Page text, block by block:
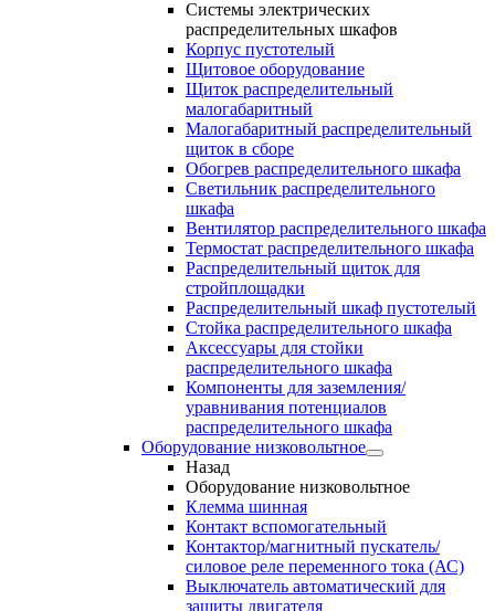
Системы электрических
распределительных шкафов
Корпус пустотелый
Щитовое оборудование
Щиток распределительный
малогабаритный
Малогабаритный распределительный
щиток в сборе
Обогрев распределительного шкафа
Светильник распределительного
шкафа
Вентилятор распределительного шкафа
Термостат распределительного шкафа
Распределительный щиток для
стройплощадки
Распределительный шкаф пустотелый
Стойка распределительного шкафа
Аксессуары для стойки
распределительного шкафа
Компоненты для заземления/
уравнивания потенциалов
распределительного шкафа
Оборудование низковольтное
Назад
Оборудование низковольтное
Клемма шинная
Контакт вспомогательный
Контактор/магнитный пускатель/
силовое реле переменного тока (АС)
Выключатель автоматический для
защиты двигателя